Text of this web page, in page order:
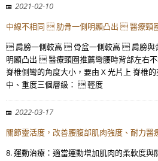
2021-02-10
中線不相同  肋骨一側明顯凸出  醫療頸
 肩膀一側較高  骨盆一側較高  肩膀與
明顯凸出  醫療頸圈推薦彎腰時背部左右
脊椎側彎的角度大小，要由 X 光片上 脊椎
中、重度三個層級：  輕度
2022-03-17
關節靈活度，改善腰腹部肌肉強度、耐力醫
8. 運動治療：適當運動增加肌肉的柔軟度與